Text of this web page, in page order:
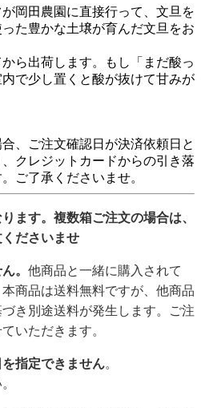
岡田農園に直接行って、文旦を
た豊かな土壌が育んだ文旦をお
ら出荷します。もし「まだ酸っ
で少し置くと酸が抜けて甘みが
、ご注文確認日が決済依頼日と
クレジットカードからの引き落
ご了承くださいませ。
ます。複数箱ご注文の場合は、
ださいませ
。 他商品と一緒に購入されて
商品は送料無料ですが、他商品
き別途送料が発生します。ご注
いただきます。
指定できません。